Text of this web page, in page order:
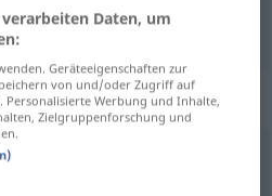
"offen"
Daten, um
Geräteeigenschaften zur
von und/oder Zugriff auf
Werbung und Inhalte,
Zielgruppenforschung und